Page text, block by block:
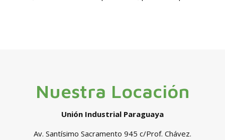
Nuestra Locación
Unión Industrial Paraguaya
Av. Santísimo Sacramento 945 c/Prof. Chávez.